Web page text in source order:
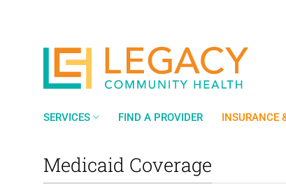
SERVICES FIND A PROVIDER INSURANCE
Medicaid Coverage